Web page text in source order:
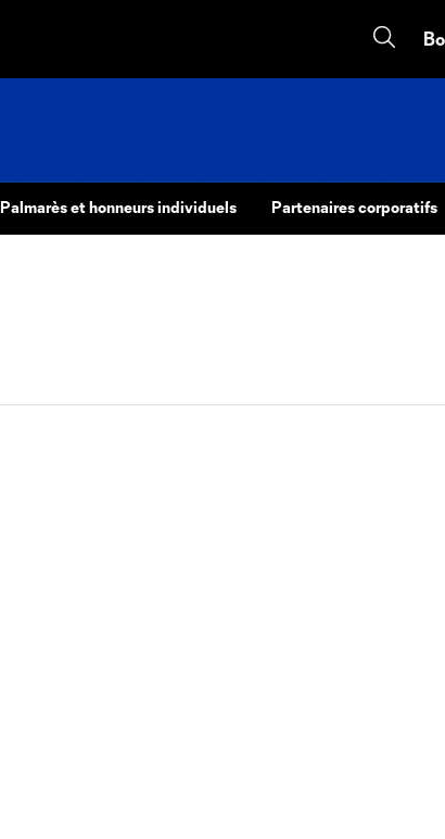
Palmarès et honneurs individuels Partenaires corporatifs